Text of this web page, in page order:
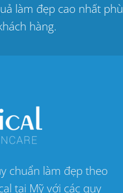
làm đẹp cao nhất phù
hàng.
chuẩn làm đẹp theo
tại Mỹ với các quy